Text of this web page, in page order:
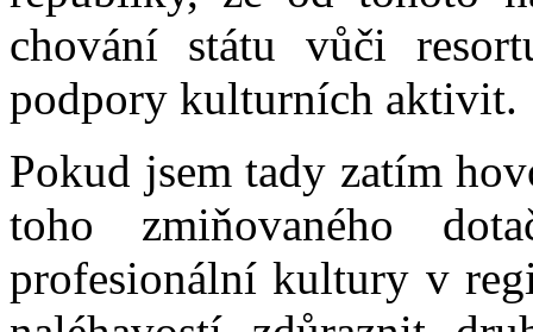
chování státu vůči
podpory kulturních aktivit.
Pokud jsem tady zatím
toho zmiňovaného
profesionální kultury v